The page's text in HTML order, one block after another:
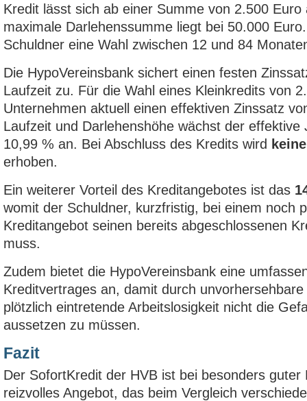
Kredit lässt sich ab einer Summe von 2.500 Euro
maximale Darlehenssumme liegt bei 50.000
Schuldner eine Wahl zwischen 12 und 84
Die HypoVereinsbank sichert einen festen
Laufzeit zu. Für die Wahl eines Kleinkredits von
Unternehmen aktuell einen effektiven Zinssatz
Laufzeit und Darlehenshöhe wächst der effektive
10,99 % an. Bei Abschluss des Kredits wird
erhoben.
Ein weiterer Vorteil des Kreditangebotes ist das
womit der Schuldner, kurzfristig, bei einem noch
Kreditangebot seinen bereits abgeschlossenen
muss.
Zudem bietet die HypoVereinsbank eine
Kreditvertrages an, damit durch
plötzlich eintretende Arbeitslosigkeit nicht die
aussetzen zu müssen.
Fazit
Der SofortKredit der HVB ist bei besonders guter
reizvolles Angebot, das beim Vergleich